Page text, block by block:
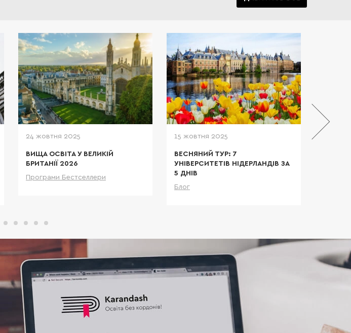
24 жовтня 2025
ВИЩА ОСВІТА У ВЕЛИКІЙ
БРИТАНІЇ 2026
Програми Бестселлери
Освіта в Великій Британії є
еталоном якості і мрією для
багатьох іноземних студентів.
Саме тут воліють навчати своїх
дітей власники мульти мільйонних
корпорацій і світова еліта.
15 жовтня 2025
ВЕСНЯНИЙ ТУР: 7
УНІВЕРСИТЕТІВ НІДЕРЛАНДІВ ЗА
5 ДНІВ
Блог